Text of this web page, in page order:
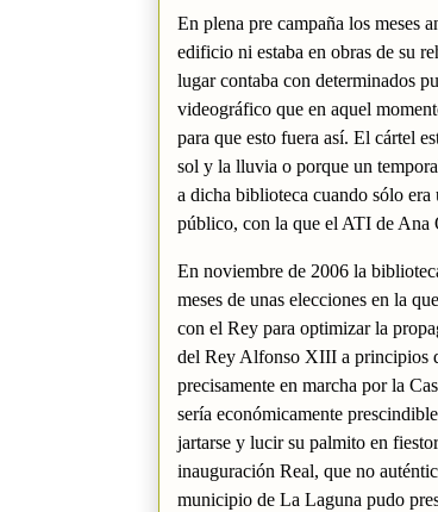
En plena pre campaña los meses
edificio ni estaba en obras de su
lugar contaba con determinados
videográfico que en aquel
para que esto fuera así. El cártel
sol y la lluvia o porque un
a dicha biblioteca cuando sólo
público, con la que el ATI de Ana
En noviembre de 2006 la
meses de unas elecciones en la
con el Rey para optimizar la
del Rey Alfonso XIII a principios
precisamente en marcha por la
sería económicamente
jartarse y lucir su palmito en
inauguración Real, que no
municipio de La Laguna pudo